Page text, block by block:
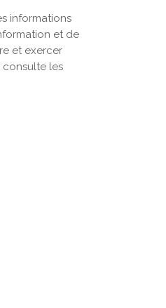
informations
et de
et exercer
consulte les